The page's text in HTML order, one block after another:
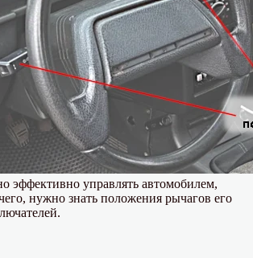
эффективно управлять автомобилем,
нужно знать положения рычагов его